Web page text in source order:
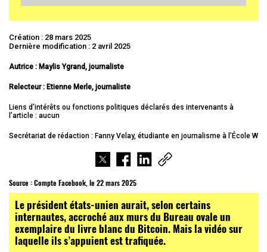
Création : 28 mars 2025
Dernière modification : 2 avril 2025
Autrice : Maylis Ygrand, journaliste
Relecteur : Etienne Merle, journaliste
Liens d’intérêts ou fonctions politiques déclarés des intervenants à
l’article : aucun
Secrétariat de rédaction : Fanny Velay, étudiante en journalisme à l’École W
Source :Compte Facebook, le 22 mars 2025
Le président états-unien aurait, selon certains
internautes, accroché aux murs du Bureau ovale un
exemplaire du livre blanc du Bitcoin. Mais la vidéo sur
laquelle ils s’appuient est trafiquée.